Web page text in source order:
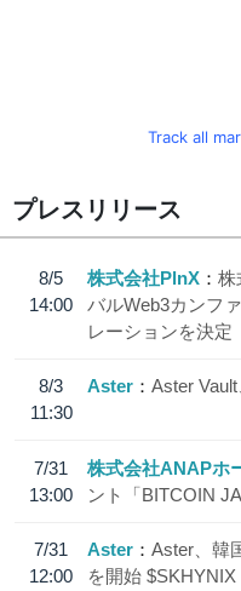
Track all
プレスリリース
8/5
14:00
株式会社PlnX
株
バルWeb3カンフ
レーションを決定
8/3
11:30
Aster Aster
7/31
13:00
株式会社ANAPホ
ント「BITCOIN
7/31
12:00
Aster
Aster、韓
を開始